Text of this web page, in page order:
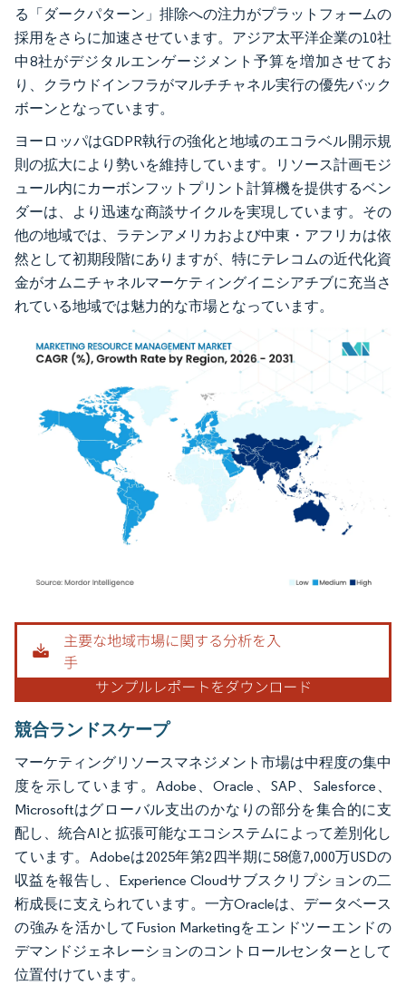
る「ダークパターン」排除への注力がプラットフォームの
採用をさらに加速させています。アジア太平洋企業の10社
中8社がデジタルエンゲージメント予算を増加させてお
り、クラウドインフラがマルチチャネル実行の優先バック
ボーンとなっています。
ヨーロッパはGDPR執行の強化と地域のエコラベル開示規
則の拡大により勢いを維持しています。リソース計画モジ
ュール内にカーボンフットプリント計算機を提供するベン
ダーは、より迅速な商談サイクルを実現しています。その
他の地域では、ラテンアメリカおよび中東・アフリカは依
然として初期段階にありますが、特にテレコムの近代化資
金がオムニチャネルマーケティングイニシアチブに充当さ
れている地域では魅力的な市場となっています。
画像 © Mordor Intelligence。再利用にはCC BY 4.0の表示が必要です。
競合ランドスケープ
マーケティングリソースマネジメント市場は中程度の集中
度を示しています。Adobe、Oracle、SAP、Salesforce、
Microsoftはグローバル支出のかなりの部分を集合的に支
配し、統合AIと拡張可能なエコシステムによって差別化し
ています。Adobeは2025年第2四半期に58億7,000万USDの
収益を報告し、Experience Cloudサブスクリプションの二
桁成長に支えられています。一方Oracleは、データベース
の強みを活かしてFusion Marketingをエンドツーエンドの
デマンドジェネレーションのコントロールセンターとして
位置付けています。